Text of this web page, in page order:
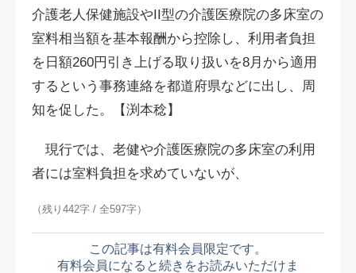
介護老人保健施設やII型の介護医療院の多床室の
室料相当額を基本報酬から控除し、利用者負担
を日額260円引き上げる取り扱いを8月から適用
するという事務連絡を都道府県などに出し、周
知を促した。【渕本稔】
現行では、老健や介護医療院の多床室の利用
者には室料負担を求めていないが、
（残り442字 / 全597字）
この記事は有料会員限定です。
有料会員になると続きをお読みいただけま